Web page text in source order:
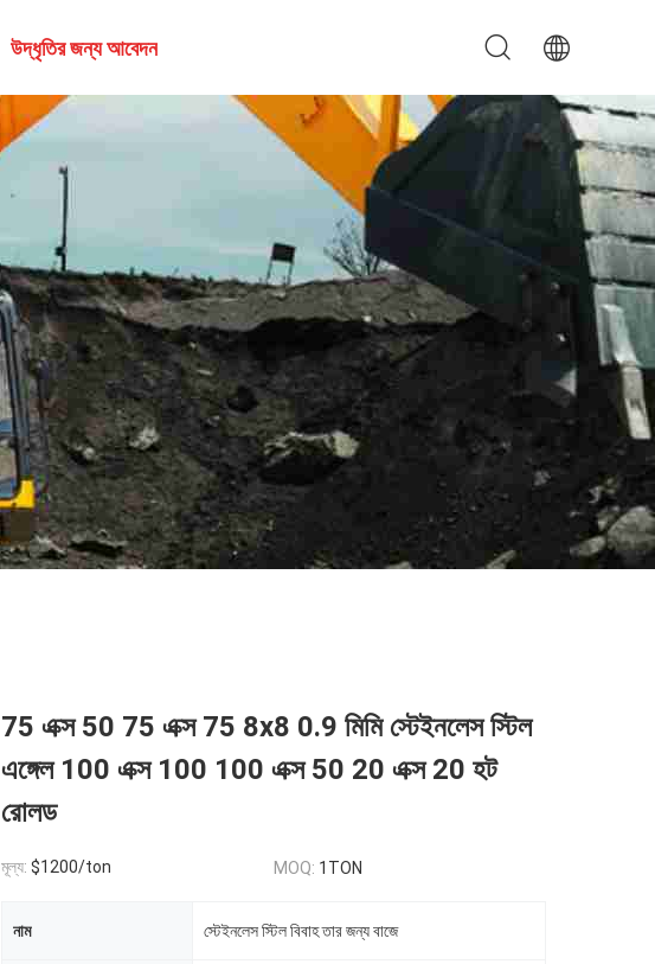
উদ্ধৃতির জন্য আবেদন
75 এক্স 50 75 এক্স 75 8x8 0.9 মিমি স্টেইনলেস স্টিল
এঙ্গেল 100 এক্স 100 100 এক্স 50 20 এক্স 20 হট
রোলড
মূল্য: $1200/ton MOQ: 1TON
নাম স্টেইনলেস স্টিল বিবাহ তার জন্য বাজে